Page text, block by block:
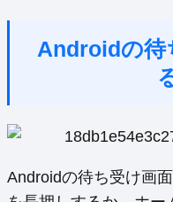
Androidの待
Androidの待ち受け画